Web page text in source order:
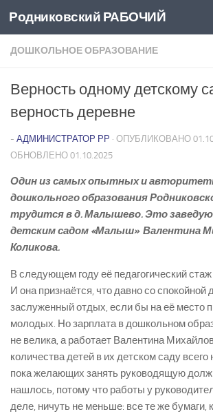
Перейти к содержимому
Родниковский РАБОЧИЙ
ДОШКОЛЬНОЕ ОБРАЗОВАНИЕ
Верность одному детскому
верность деревне
- АДМИНИСТРАТОР РР · ОПУБЛИКОВАНО
ОБНОВЛЕНО 01.10.2025
Один из самых опытных и
дошкольного образования
трудится в д. Малышево. Это
детским садом «Малыш» Валентина
Коликова.
В следующем году её педагогический стаж
И она признаётся, что давно со
заслуженный отдых, если бы на её место
молодых. Но зарплата в дошкольном
не велика, а работает Валентина
количества детей в их детском саду всего
пока желающих занять руководящую
нашлось, потому что работы у
деле, ничуть не меньше: все те же бумаги,